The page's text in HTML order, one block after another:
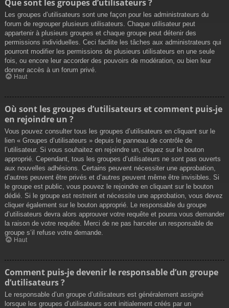
Que sont les groupes d’utilisateurs ?
Les groupes d’utilisateurs sont une façon pour les administrateurs du
forum de regrouper plusieurs utilisateurs. Chaque utilisateur peut
appartenir à plusieurs groupes et chaque groupe peut détenir des
permissions individuelles. Ceci facilite les tâches aux administrateurs qui
pourront modifier les permissions de plusieurs utilisateurs en une seule
fois, ou encore leur accorder des pouvoirs de modération, ou bien leur
donner accès à un forum privé.
Haut
Où sont les groupes d’utilisateurs et comment puis-je
en rejoindre un ?
Vous pouvez consulter tous les groupes d’utilisateurs en cliquant sur le
lien « Groupes d’utilisateurs » depuis le panneau de contrôle de
l’utilisateur. Si vous souhaitez en rejoindre un, cliquez sur le bouton
approprié. Cependant, tous les groupes d’utilisateurs ne sont pas ouverts
aux nouvelles adhésions. Certains peuvent nécessiter une approbation,
d’autres peuvent être privés et d’autres peuvent même être invisibles. Si
le groupe est public, vous pouvez le rejoindre en cliquant sur le bouton
dédié. Si le groupe est restreint et nécessite une approbation, vous devez
cliquer également sur le bouton approprié. Le responsable du groupe
d’utilisateurs devra alors approuver votre requête et pourra vous demander
la raison de votre requête. Merci de ne pas harceler un responsable de
groupe s’il refuse votre demande.
Haut
Comment puis-je devenir le responsable d’un groupe
d’utilisateurs ?
Le responsable d’un groupe d’utilisateurs est généralement assigné
lorsque les groupes d’utilisateurs sont initialement créés par un